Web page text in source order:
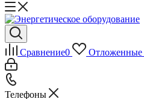
Сравнение0 Отложенные
Телефоны